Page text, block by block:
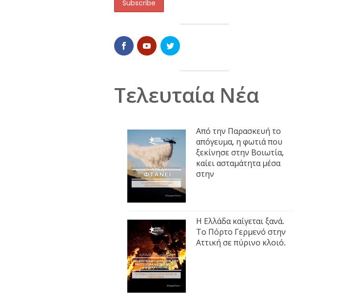
Τελευταία Νέα
Από την Παρασκευή το
απόγευμα, η φωτιά που
ξεκίνησε στην Βοιωτία,
καίει ασταμάτητα μέσα
στην
Η Ελλάδα καίγεται ξανά.
Το Πόρτο Γερμενό στην
Αττική σε πύρινο κλοιό.